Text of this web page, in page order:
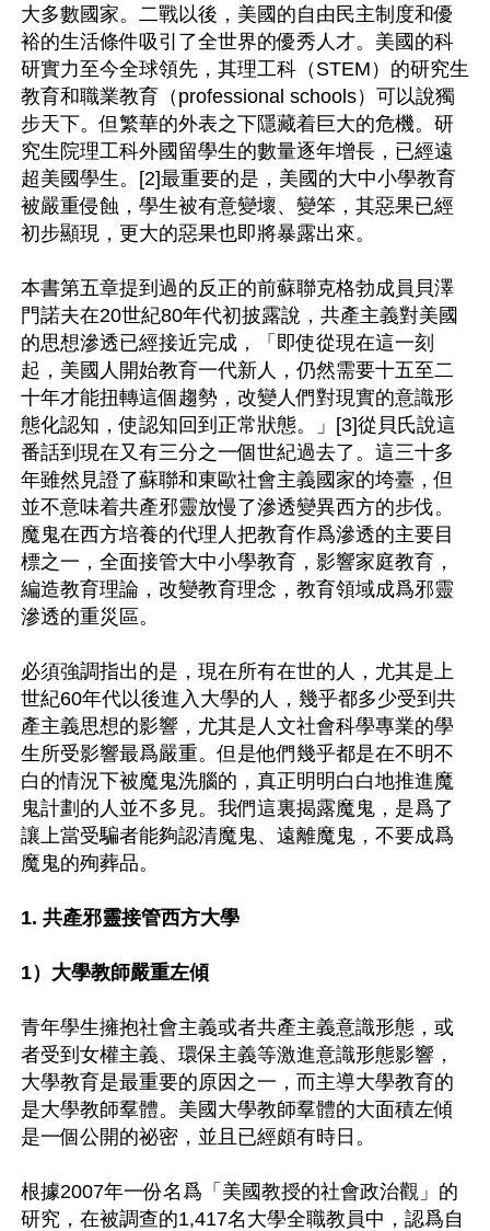
大多數國家。二戰以後，美國的自由民主制度和優
裕的生活條件吸引了全世界的優秀人才。美國的科
研實力至今全球領先，其理工科（STEM）的研究生
教育和職業教育（professional schools）可以說獨
步天下。但繁華的外表之下隱藏着巨大的危機。研
究生院理工科外國留學生的數量逐年增長，已經遠
超美國學生。[2]最重要的是，美國的大中小學教育
被嚴重侵蝕，學生被有意變壞、變笨，其惡果已經
初步顯現，更大的惡果也即將暴露出來。
本書第五章提到過的反正的前蘇聯克格勃成員貝澤
門諾夫在20世紀80年代初披露說，共產主義對美國
的思想滲透已經接近完成，「即使從現在這一刻
起，美國人開始教育一代新人，仍然需要十五至二
十年才能扭轉這個趨勢，改變人們對現實的意識形
態化認知，使認知回到正常狀態。」[3]從貝氏說這
番話到現在又有三分之一個世紀過去了。這三十多
年雖然見證了蘇聯和東歐社會主義國家的垮臺，但
並不意味着共產邪靈放慢了滲透變異西方的步伐。
魔鬼在西方培養的代理人把教育作爲滲透的主要目
標之一，全面接管大中小學教育，影響家庭教育，
編造教育理論，改變教育理念，教育領域成爲邪靈
滲透的重災區。
必須強調指出的是，現在所有在世的人，尤其是上
世紀60年代以後進入大學的人，幾乎都多少受到共
產主義思想的影響，尤其是人文社會科學專業的學
生所受影響最爲嚴重。但是他們幾乎都是在不明不
白的情況下被魔鬼洗腦的，真正明明白白地推進魔
鬼計劃的人並不多見。我們這裏揭露魔鬼，是爲了
讓上當受騙者能夠認清魔鬼、遠離魔鬼，不要成爲
魔鬼的殉葬品。
1. 共產邪靈接管西方大學
1）大學教師嚴重左傾
青年學生擁抱社會主義或者共產主義意識形態，或
者受到女權主義、環保主義等激進意識形態影響，
大學教育是最重要的原因之一，而主導大學教育的
是大學教師羣體。美國大學教師羣體的大面積左傾
是一個公開的祕密，並且已經頗有時日。
根據2007年一份名爲「美國教授的社會政治觀」的
研究，在被調查的1,417名大學全職教員中，認爲自